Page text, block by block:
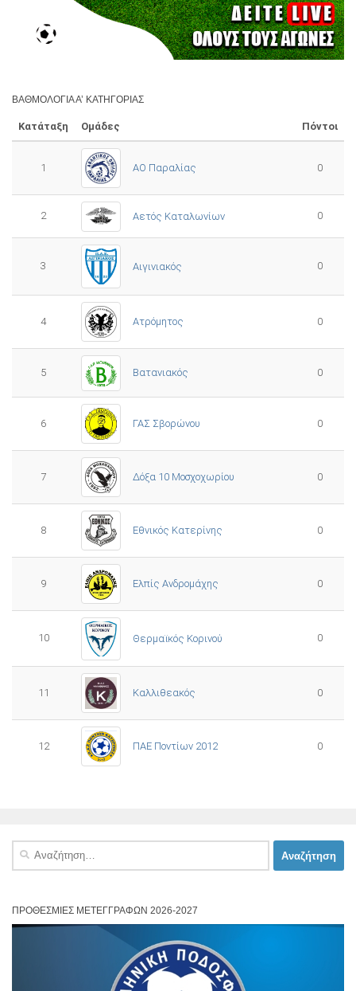
ΒΑΘΜΟΛΟΓΊΑ Α’ ΚΑΤΗΓΟΡΊΑΣ
Κατάταξη Ομάδες Πόντοι
1 ΑΟ Παραλίας 0
2 Αετός Καταλωνίων 0
3 Αιγινιακός 0
4 Ατρόμητος 0
5 Βατανιακός 0
6 ΓΑΣ Σβορώνου 0
7 Δόξα 10 Μοσχοχωρίου 0
8 Εθνικός Κατερίνης 0
9 Ελπίς Ανδρομάχης 0
10 Θερμαϊκός Κορινού 0
11 Καλλιθεακός 0
12 ΠΑΕ Ποντίων 2012 0
Αναζήτηση
ΠΡΟΘΕΣΜΊΕΣ ΜΕΤΕΓΓΡΑΦΏΝ 2026-2027